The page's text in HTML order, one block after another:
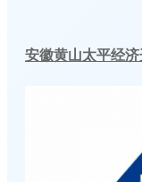
安徽黄山太平经